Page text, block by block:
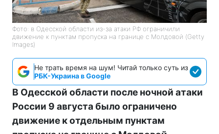
Фото: в Одесской области из-за атаки РФ ограничили
движение к пунктам пропуска на границе с Молдовой (Getty
Images)
Не трать время на шум! Читай только суть из
РБК-Украина в Google
В Одесской области после ночной атаки
России 9 августа было ограничено
движение к отдельным пунктам